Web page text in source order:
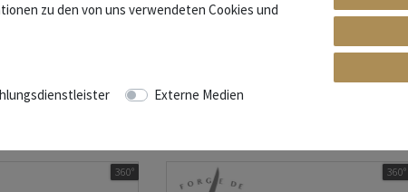
Wacholder - 11 cm
Forge de Laguiole - Griff Schlangenholz - 11 cm
177,80 € *
360° 360°
zu den von uns verwendeten Cookies und
Externe Medien